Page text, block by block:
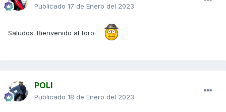
Publicado 17 de Enero del 2023
Saludos. Bienvenido al foro.
POLI
Publicado 18 de Enero del 2023